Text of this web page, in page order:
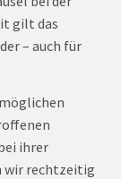
gilt das
– auch für
ihrer
wir rechtzeitig